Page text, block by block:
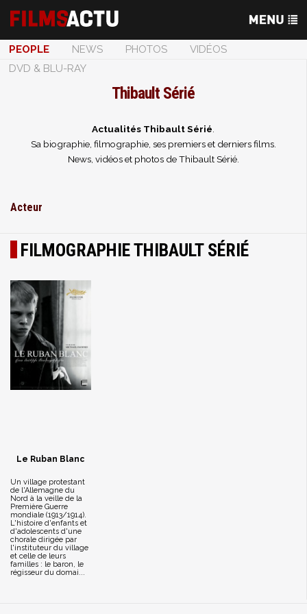
PEOPLE NEWS PHOTOS
VIDÉOS
DVD & BLU-RAY
Thibault Sérié
Actualités Thibault Sérié
Sa biographie, filmographie, ses premiers et derniers films.
News, vidéos et photos de Thibault Sérié.
Acteur
FILMOGRAPHIE THIBAULT SÉRIÉ
Le Ruban Blanc
Un village protestant
de l'Allemagne du
Nord à la veille de la
Première Guerre
mondiale (1913/1914).
L'histoire d'enfants et
d'adolescents d'une
chorale dirigée par
l'instituteur du village
et celle de leurs
familles : le baron, le
régisseur du domai...